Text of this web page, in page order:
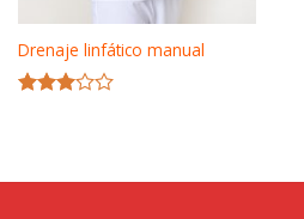
Drenaje linfático manual